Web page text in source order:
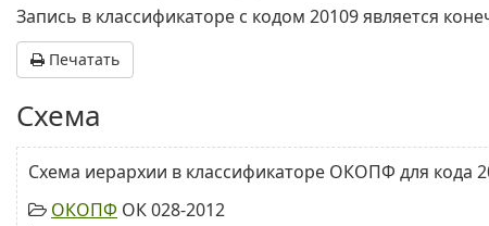
Запись в классификаторе с кодом 20109 является
Печатать
Схема
Схема иерархии в классификаторе ОКОПФ для кода
ОКОПФ ОК 028-2012